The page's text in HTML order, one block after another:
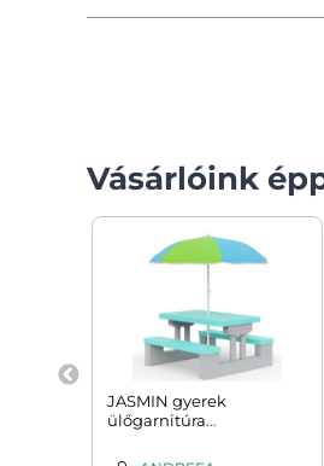
Vásárlóink
JASMIN gyerek
ülőgarnitúra
67x78,5x42,5cm,